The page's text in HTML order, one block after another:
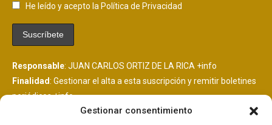
Gestionar consentimiento
He leído y acepto la Política de Privacidad
Responsable: JUAN CARLOS ORTIZ DE LA RICA +info
Finalidad: Gestionar el alta a esta suscripción y remitir boletines
periódicos+info
: Consentimiento del interesado+info